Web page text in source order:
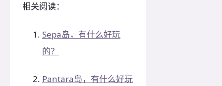
相关阅读：
Sepa岛，有什么好玩
的？
Pantara岛，有什么好玩